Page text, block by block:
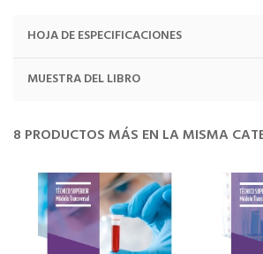
HOJA DE ESPECIFICACIONES
MUESTRA DEL LIBRO
8 PRODUCTOS MÁS EN LA MISMA